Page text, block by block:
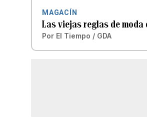
MAGACÍN
Las viejas reglas de
Por El Tiempo / GDA